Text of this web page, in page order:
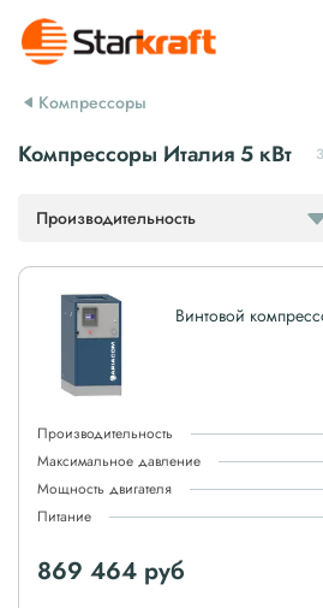
Компрессоры
Компрессоры Италия 5 кВт
Производительность
Винтовой
Производительность
Максимальное давление
Мощность двигателя
Питание
869 464 руб